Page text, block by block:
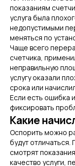
показаниям
услуга была
недопустимыми
меняться по
Чаще всего
счетчика,
неправильную
услугу оказали
срока или
Если есть ошибка
фиксировать
Какие
Оспорить можно
будут отличаться.
смотрят
качество услуги,